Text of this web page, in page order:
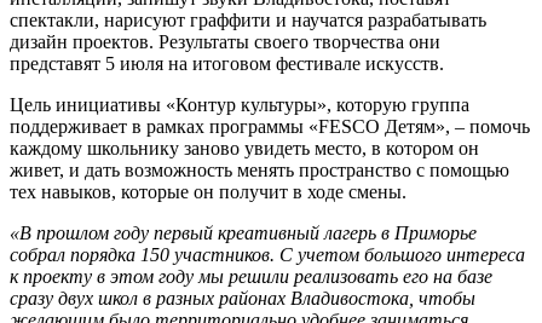
спектакли, нарисуют граффити и научатся разрабатывать
дизайн проектов. Результаты своего творчества они
представят 5 июля на итоговом фестивале искусств.
Цель инициативы «Контур культуры», которую группа
поддерживает в рамках программы «FESCO Детям», – помочь
каждому школьнику заново увидеть место, в котором он
живет, и дать возможность менять пространство с помощью
тех навыков, которые он получит в ходе смены.
«В прошлом году первый креативный лагерь в Приморье
собрал порядка 150 участников. С учетом большого интереса
к проекту в этом году мы решили реализовать его на базе
сразу двух школ в разных районах Владивостока, чтобы